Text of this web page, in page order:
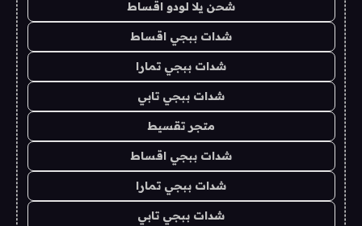
شحن يلا لودو اقساط
شدات ببجي اقساط
شدات ببجي تمارا
شدات ببجي تابي
متجر تقسيط
شدات ببجي اقساط
شدات ببجي تمارا
شدات ببجي تابي